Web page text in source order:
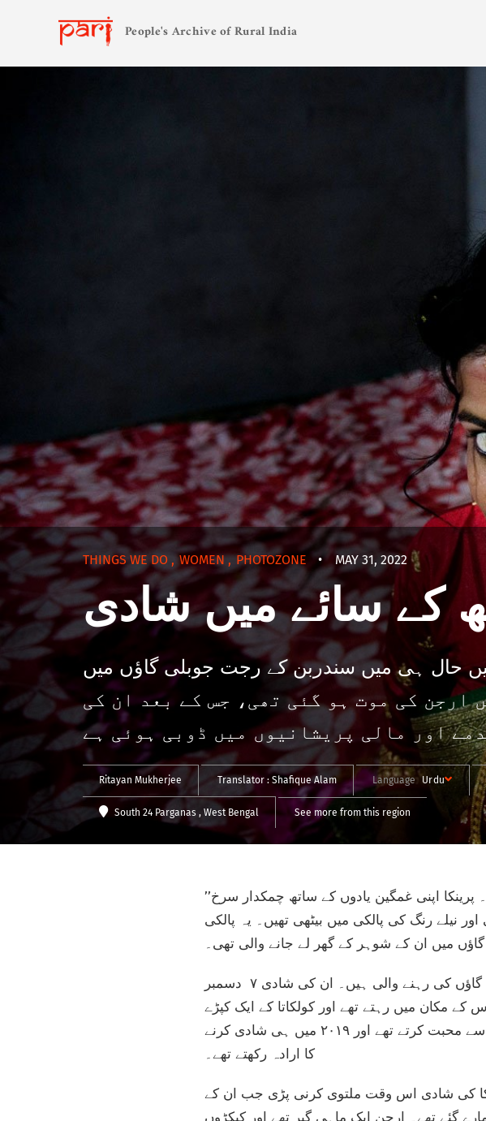
People's Archive of Rural India
THINGS WE DO , WOMEN,PHOTOZONE • MAY 31, 2022
کے سائے میں شادی
حال ہی میں سندربن کے رجت جوبلی گاؤں میں
کے ایک حملے میں ارجن کی موت ہو گئی تھی، جس کے بعد ان کی
اور مالی پریشانیوں میں ڈوبی ہوئی ہے
Ritayan Mukherjee Translator : Shafique Alam Language Urdu
South 24 Parganas , West Bengal See more from this region
’’کاش بابا یہاں میرے پاس ہوتے،‘‘ پرینکا مونڈل نے سرگوشی میں کہا۔ پرینکا اپنی غمگین یادوں کے ساتھ چمکدار سرخ
نیلے رنگ کی پالکی میں بیٹھی تھیں۔ یہ پالکی
میں ان کے شوہر کے گھر لے جانے والی تھی۔
تیئس سالہ پرینکا بھی مغربی بنگال کے جنوبی ۲۴ پرگنہ ضلع کے اِسی گاؤں کی رہنے والی ہیں۔ ان کی شادی ۷ دسمبر
کے مکان میں رہتے تھے اور کولکاتا کے ایک کپڑے
کی دکان میں بطور فلور ایکزکیوٹیو کام کرتے تھے۔ دونوں ایک دوسرے سے محبت کرتے تھے اور ۲۰۱۹ میں ہی شادی کرنے
کا ارادہ رکھتے تھے۔
کی شادی اس وقت ملتوی کرنی پڑی جب ان کے
ایک باگھ کے حملے میں مارے گئے تھے۔ ارجن ایک ماہی گیر تھے اور کیکڑوں